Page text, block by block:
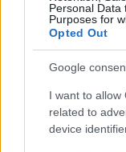
Personal Data
Purposes for
Opted Out
Google
I want to allow
related to
device
Αυτή η
τέλος στη
Workspace Theory
συνεργασία για
υποστηρίζουν πως